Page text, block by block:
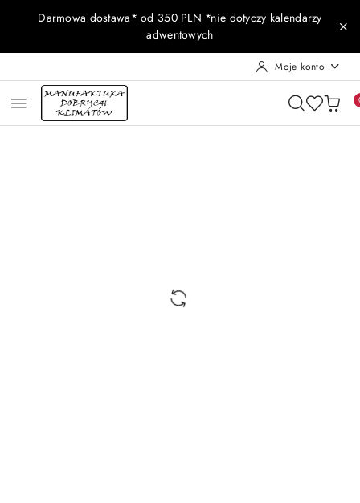
Przejdź do treści głównej
Przejdź do wyszukiwarki
Przejdź do moje konto
Przejdź do menu głównego
Przejdź do opisu produktu
Przejdź do stopki
Darmowa dostawa* od 350 PLN *nie dotyczy kalendarzy
adwentowych
Moje konto